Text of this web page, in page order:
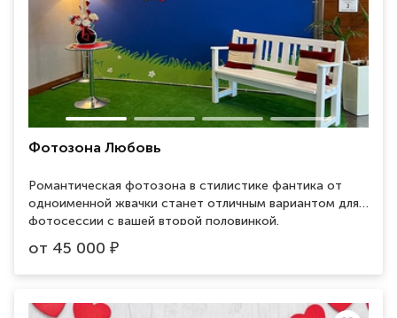
Фотозона Любовь
Романтическая фотозона в стилистике фантика от
одноименной жвачки станет отличным вариантом для
фотосессии с вашей второй половинкой.
от 45 000 ₽